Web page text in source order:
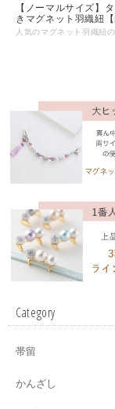
【ノーマルサイズ】
きマグネット羽織紐【
Category
帯留
かんざし